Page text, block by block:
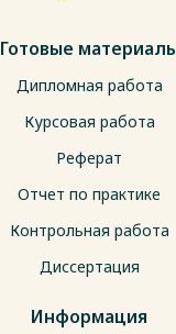
Готовые
Дипломная работа
Курсовая работа
Реферат
Отчет по практике
Контрольная работа
Диссертация
Информация